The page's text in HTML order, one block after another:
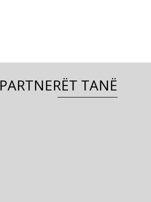
PARTNERËT TANË